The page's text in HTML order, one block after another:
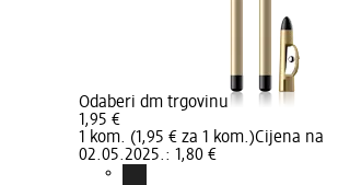
Odaberi dm trgovinu
1,95 €
1 kom. (1,95 € za 1 kom.)Cijena na
02.05.2025.: 1,80 €